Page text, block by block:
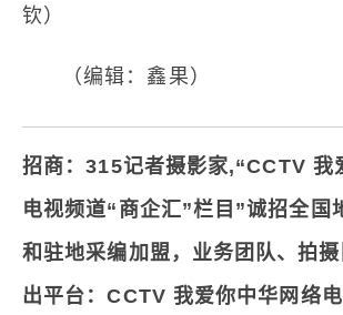
钦）
（编辑：鑫果）
招商 ：315记者摄影家,“CCTV 我
电视频道“商企汇”栏目 ”诚招全国
和驻地采编加盟， 业务团队、拍
出平台：CCTV 我爱你中华网络